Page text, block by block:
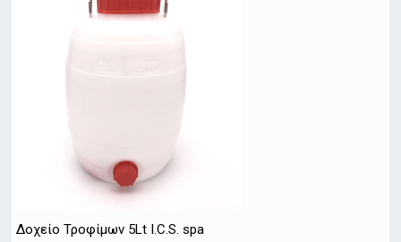
Δοχείο Τροφίμων 5Lt I.C.S. spa